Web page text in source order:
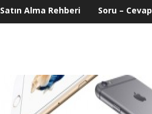
Satın Alma Rehberi Soru – Cevap